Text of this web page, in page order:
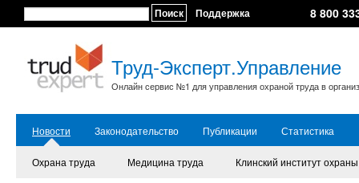
Поиск Поддержка 8 800
Труд-Эксперт.Управление
Онлайн сервис №1 для управления охраной труда в
Новости Законодательство Публикации Статистика
Охрана труда Медицина труда Клинский институт